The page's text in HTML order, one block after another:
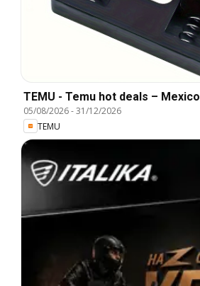
TEMU - Temu hot deals – Mexico
05/08/2026-31/12/2026
TEMU